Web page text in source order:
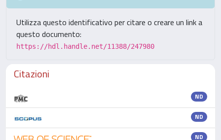
Utilizza questo identificativo per citare o creare un link a
questo documento:
https://hdl.handle.net/11388/247980
Citazioni
ND
ND
ND